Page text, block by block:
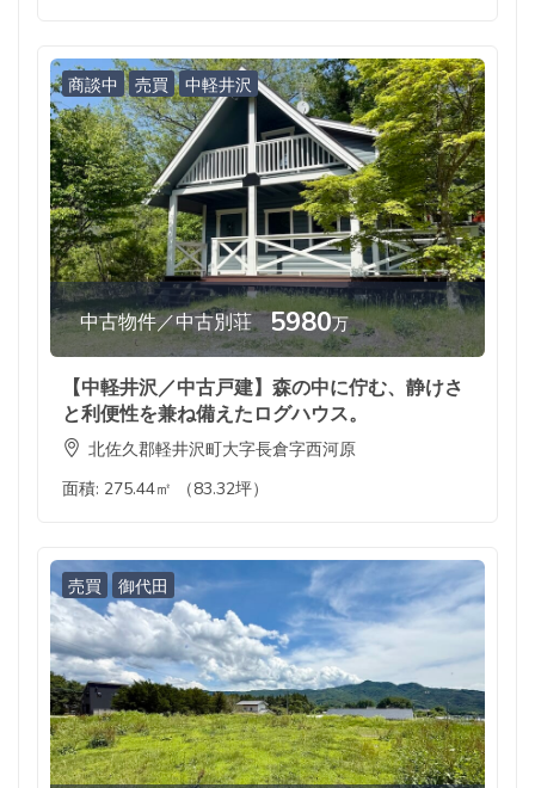
商談中 売買 中軽井沢
中古物件／中古別荘 5980万
【中軽井沢／中古戸建】森の中に佇む、静けさ
と利便性を兼ね備えたログハウス。
北佐久郡軽井沢町大字長倉字西河原
面積: 275.44㎡ （83.32坪）
売買 御代田